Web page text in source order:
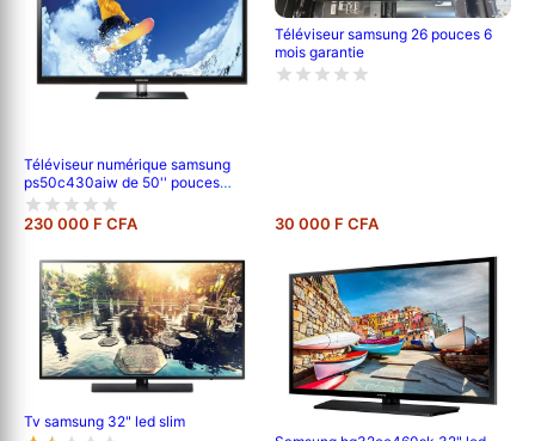
Téléviseur numérique samsung
ps50c430aiw de 50'' pouces
;120cm de longueur ,full hd (1080p)
-garantie 6 mois
230 000 F CFA
Téléviseur samsung 26 pouces 6
mois garantie
30 000 F CFA
Tv samsung 32" led slim